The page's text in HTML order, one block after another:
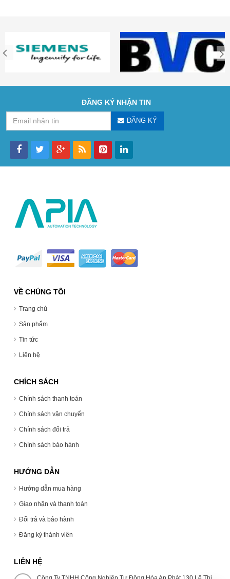
ĐĂNG KÝ NHẬN TIN
ĐĂNG KÝ
VỀ CHÚNG TÔI
Trang chủ
Sản phẩm
Tin tức
Liên hệ
CHÍCH SÁCH
Chính sách thanh toán
Chính sách vận chuyển
Chính sách đổi trả
Chính sách bảo hành
HƯỚNG DẪN
Hướng dẫn mua hàng
Giao nhận và thanh toán
Đổi trả và bảo hành
Đăng ký thành viên
LIÊN HỆ